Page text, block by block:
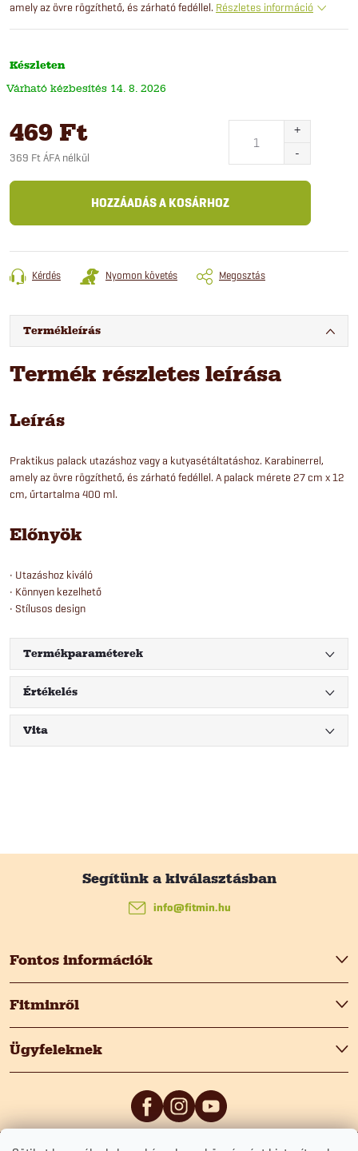
amely az övre rögzíthető, és zárható fedéllel. Részletes információ
Készleten
14. 8. 2026
469 Ft
369 Ft ÁFA nélkül
HOZZÁADÁS A KOSÁRHOZ
Kérdés Nyomon követés Megosztás
Termékleírás
Termék részletes leírása
Leírás
Praktikus palack utazáshoz vagy a kutyasétáltatáshoz. Karabinerrel,
amely az övre rögzíthető, és zárható fedéllel. A palack mérete 27 cm x 12
cm, űrtartalma 400 ml.
Előnyök
• Utazáshoz kiváló
• Könnyen kezelhető
• Stílusos design
Termékparaméterek
Értékelés
Vita
b
é
c
Fontos információk
Fitminről
Ügyfeleknek
info@fitmin.hu